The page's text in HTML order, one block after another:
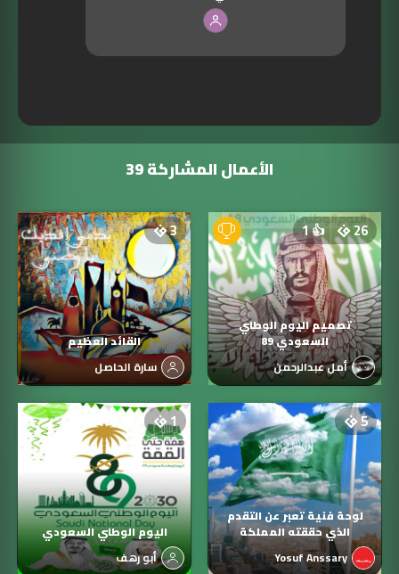
الأعمال المشاركة 39
26
👍
1
تصميم اليوم الوطني
السعودي 89
أمل عبدالرحمن
3
القائد العظيم
سارة الحاصل
5
لوحة فنية تعبر عن التقدم
الذي حققته المملكة
Yosuf Anssary
1
اليوم الوطني السعودي
أبو رهف